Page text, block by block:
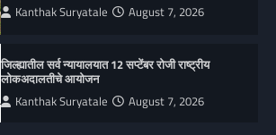
Kanthak Suryatale August 7, 2026
जिल्ह्यातील सर्व न्यायालयात 12 सप्टेंबर रोजी राष्ट्रीय
लोकअदालतीचे आयोजन
Kanthak Suryatale August 7, 2026